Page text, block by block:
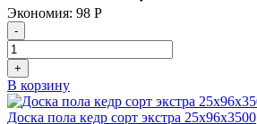
Экономия: 98 Р
-
+
В корзину
Доска пола кедр сорт экстра 25х96х3500